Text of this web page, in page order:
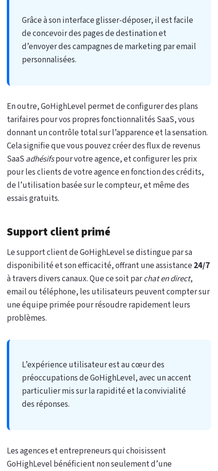
Grâce à son interface glisser-déposer, il est facile
de concevoir des pages de destination et
d’envoyer des campagnes de marketing par email
personnalisées.
En outre, GoHighLevel permet de configurer des plans
tarifaires pour vos propres fonctionnalités SaaS, vous
donnant un contrôle total sur l’apparence et la sensation.
Cela signifie que vous pouvez créer des flux de revenus
SaaS adhésifspour votre agence, et configurer les prix
pour les clients de votre agence en fonction des crédits,
de l’utilisation basée sur le compteur, et même des
essais gratuits.
Support client primé
Le support client de GoHighLevel se distingue par sa
disponibilité et son efficacité, offrant une assistance24/7
à travers divers canaux. Que ce soit parchat en direct,
email ou téléphone, les utilisateurs peuvent compter sur
une équipe primée pour résoudre rapidement leurs
problèmes.
L’expérience utilisateur est au cœur des
préoccupations de GoHighLevel, avec un accent
particulier mis sur la rapidité et la convivialité
des réponses.
Les agences et entrepreneurs qui choisissent
GoHighLevel bénéficient non seulement d’une